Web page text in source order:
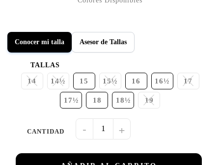
Conocer mi talla Asesor de Tallas
TALLAS
14 14½ 15 15½ 16 16½ 17
17½ 18 18½ 19
- +